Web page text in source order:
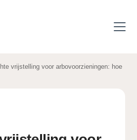
vrijstelling voor arbovoorzieningen: hoe